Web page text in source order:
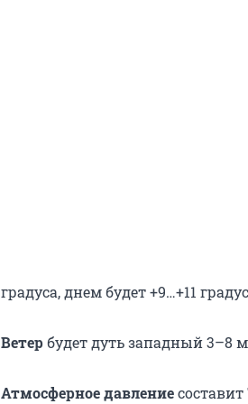
градуса, днем будет +9…+11
Ветербудет дуть западный 3–8
Атмосферное давление